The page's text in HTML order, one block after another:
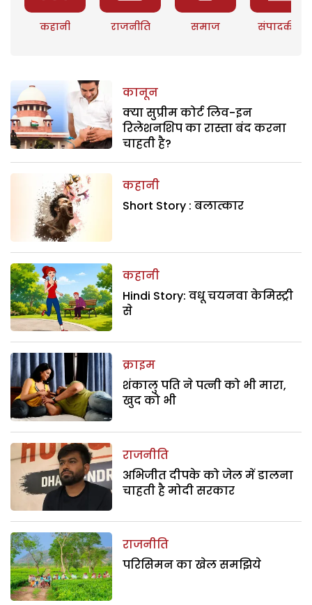
कहानी राजनीति समाज संपादकीय
कानून
क्या सुप्रीम कोर्ट लिव-इन
रिलेशनशिप का रास्ता बंद करना
चाहती है?
कहानी
Short Story : बलात्कार
कहानी
Hindi Story: वधू चयनवा केमिस्ट्री
से
क्राइम
शंकालु पति ने पत्नी को भी मारा,
खुद को भी
राजनीति
अभिजीत दीपके को जेल में डालना
चाहती है मोदी सरकार
राजनीति
परिसिमन का खेल समझिये